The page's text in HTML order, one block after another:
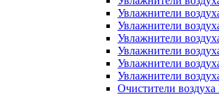
Увлажнители
Увлажнители
Увлажнители
Увлажнители
Увлажнители
Увлажнители
Очистители воздуха